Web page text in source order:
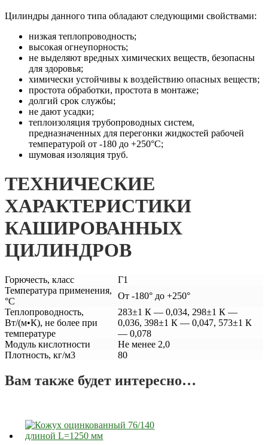
Цилиндры данного типа обладают следующими свойствами:
низкая теплопроводность;
высокая огнеупорность;
не выделяют вредных химических веществ, безопасны
для здоровья;
химически устойчивы к воздействию опасных веществ;
простота обработки, простота в монтаже;
долгий срок службы;
не дают усадки;
теплоизоляция трубопроводных систем,
предназначенных для перегонки жидкостей рабочей
температурой от -180 до +250°C;
шумовая изоляция труб.
ТЕХНИЧЕСКИЕ
ХАРАКТЕРИСТИКИ
КАШИРОВАННЫХ
ЦИЛИНДРОВ
Горючесть, класс
Г1
Температура применения,
°С
От -180° до +250°
Теплопроводность,
Вт/(м•К), не более при
температуре
283±1 К — 0,034, 298±1 К —
0,036, 398±1 К — 0,047, 573±1 К
— 0,078
Модуль кислотности
Не менее 2,0
Плотность, кг/м3
80
Вам также будет интересно…